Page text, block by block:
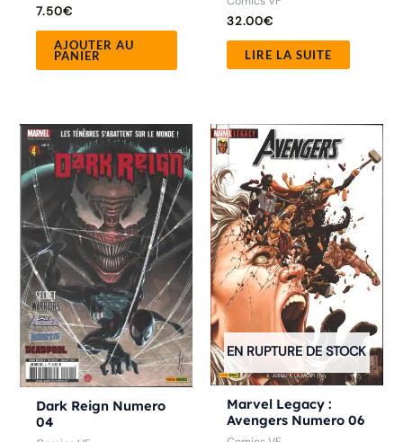
7.50€
AJOUTER AU
PANIER
32.00€
LIRE LA SUITE
Dark Reign Numero
04
EN RUPTURE DE STOCK
Marvel Legacy :
Avengers Numero 06